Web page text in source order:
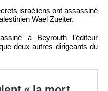
israéliens ont assassiné
Wael Zueiter.
à Beyrouth l’éditeur
deux autres dirigeants du